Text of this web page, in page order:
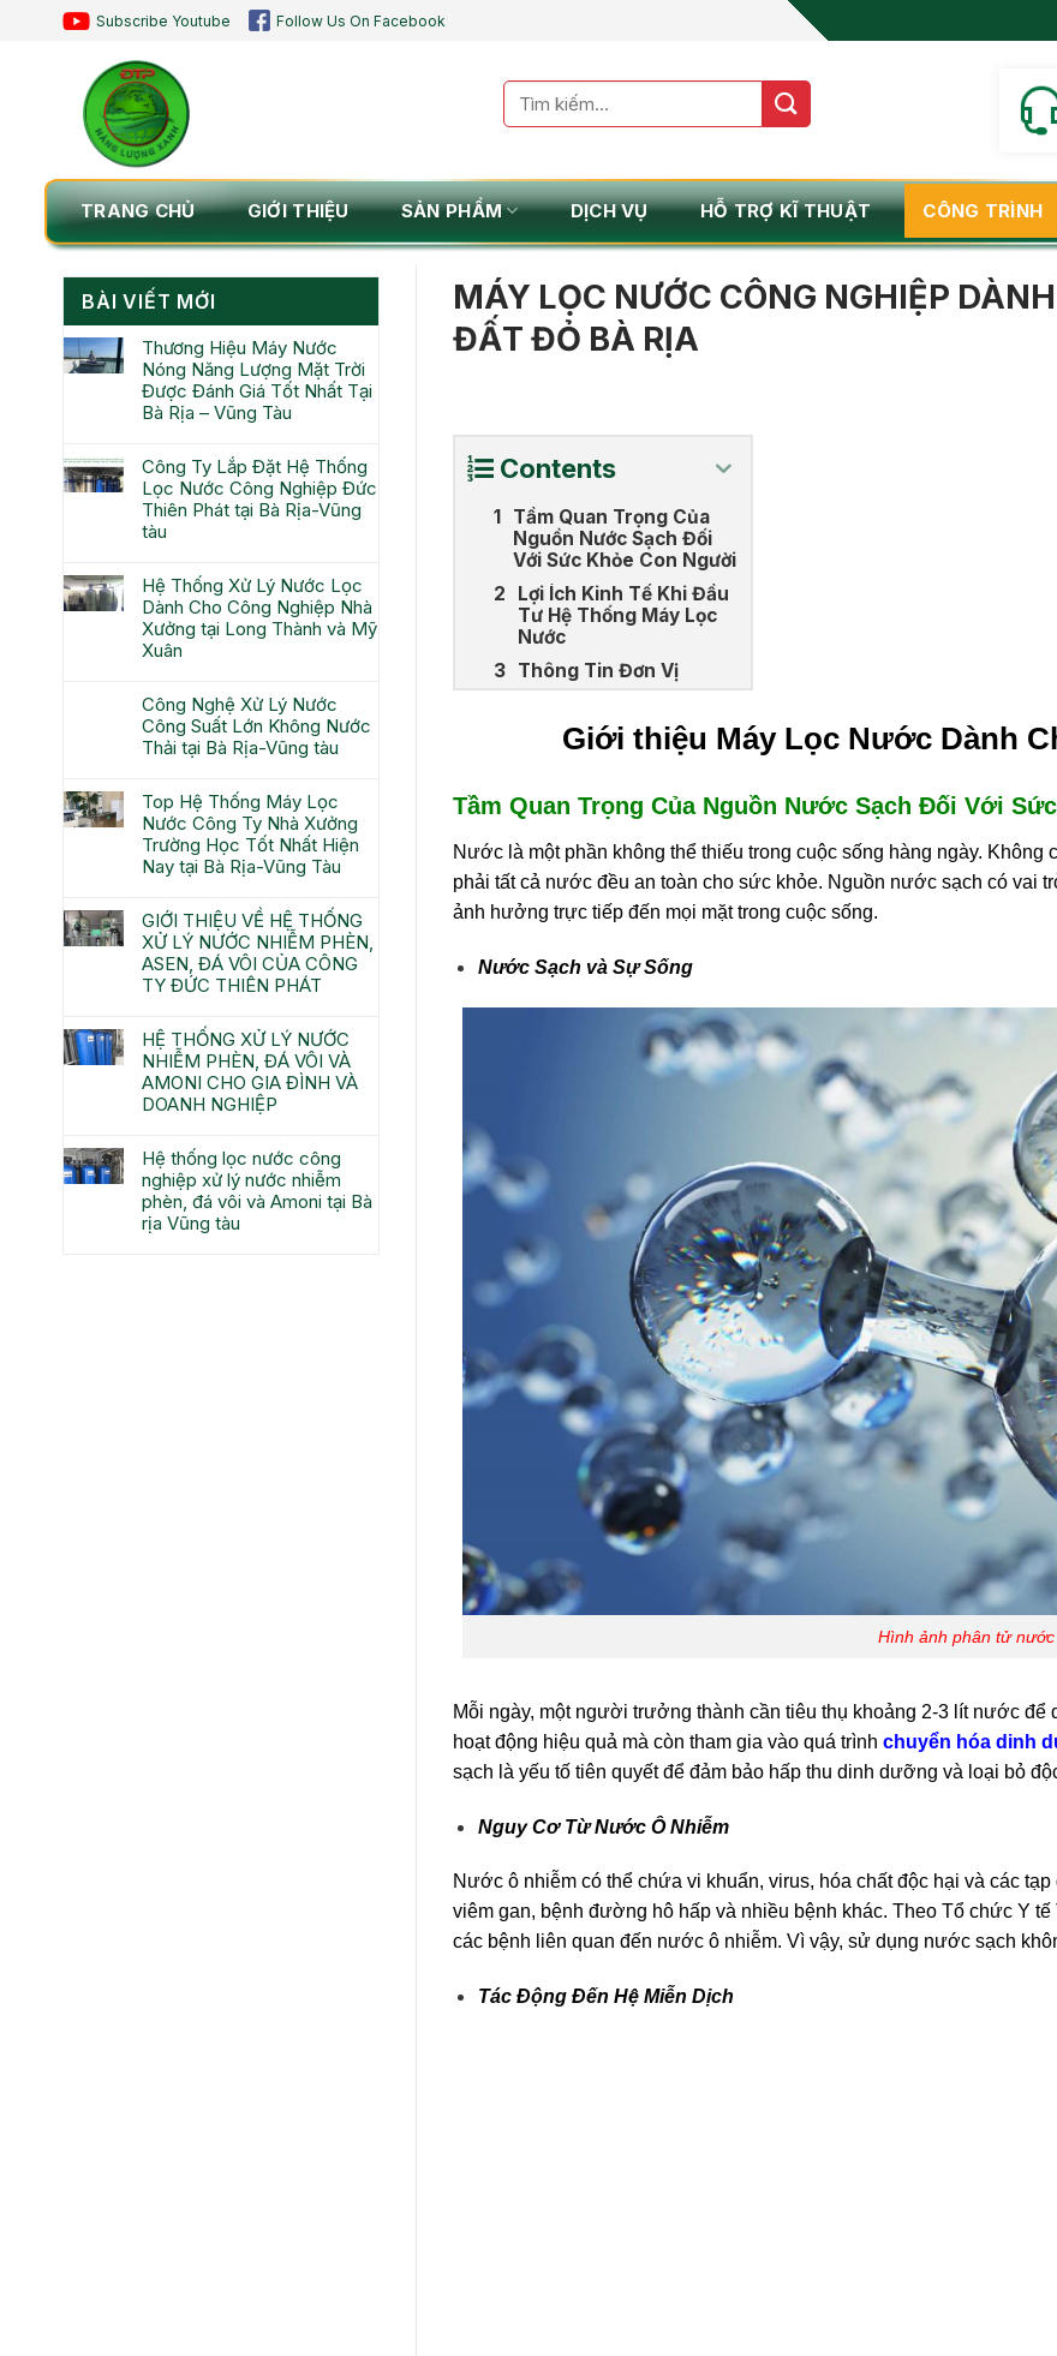
Chuyển
Subscribe Youtube Follow Us On Facebook
Tìm
kiếm:
TRANG CHỦ GIỚI THIỆU SẢN PHẨM DỊCH VỤ HỖ TRỢ KĨ THUẬT CÔNG TRÌNH
BÀI VIẾT MỚI
Thương Hiệu Máy Nước
Nóng Năng Lượng Mặt Trời
Được Đánh Giá Tốt Nhất Tại
Bà Rịa – Vũng Tàu
Công Ty Lắp Đặt Hệ Thống
Lọc Nước Công Nghiệp Đức
Thiên Phát tại Bà Rịa-Vũng
tàu
Hệ Thống Xử Lý Nước Lọc
Dành Cho Công Nghiệp Nhà
Xưởng tại Long Thành và Mỹ
Xuân
Công Nghệ Xử Lý Nước
Công Suất Lớn Không Nước
Thải tại Bà Rịa-Vũng tàu
Top Hệ Thống Máy Lọc
Nước Công Ty Nhà Xưởng
Trường Học Tốt Nhất Hiện
Nay tại Bà Rịa-Vũng Tàu
GIỚI THIỆU VỀ HỆ THỐNG
XỬ LÝ NƯỚC NHIỄM PHÈN,
ASEN, ĐÁ VÔI CỦA CÔNG
TY ĐỨC THIÊN PHÁT
HỆ THỐNG XỬ LÝ NƯỚC
NHIỄM PHÈN, ĐÁ VÔI VÀ
AMONI CHO GIA ĐÌNH VÀ
DOANH NGHIỆP
Hệ thống lọc nước công
nghiệp xử lý nước nhiễm
phèn, đá vôi và Amoni tại Bà
rịa Vũng tàu
MÁY LỌC NƯỚC CÔNG NGHIỆP
ĐẤT ĐỎ BÀ RỊA
Contents
Tầm Quan Trọng Của
Nguồn Nước Sạch Đối
Với Sức Khỏe Con Người
Lợi Ích Kinh Tế Khi Đầu
Tư Hệ Thống Máy Lọc
Nước
Thông Tin Đơn Vị
Giới thiệu Máy Lọc Nước Dành
Tầm Quan Trọng Của Nguồn Nước Sạch Đối Với
Nước là một phần không thể thiếu trong cuộc sống hàng ngày.
phải tất cả nước đều an toàn cho sức khỏe. Nguồn nước sạch có vai
ảnh hưởng trực tiếp đến mọi mặt trong cuộc sống.
Nước Sạch và Sự Sống
Hình ảnh phân tử
Mỗi ngày, một người trưởng thành cần tiêu thụ khoảng 2-3 lít nước
hoạt động hiệu quả mà còn tham gia vào quá trình chuyển hóa dinh
sạch là yếu tố tiên quyết để đảm bảo hấp thu dinh dưỡng và loại bỏ
Nguy Cơ Từ Nước Ô Nhiễm
Nước ô nhiễm có thể chứa vi khuẩn, virus, hóa chất độc hại và các
viêm gan, bệnh đường hô hấp và nhiều bệnh khác. Theo Tổ chức Y
các bệnh liên quan đến nước ô nhiễm. Vì vậy, sử dụng nước sạch
Tác Động Đến Hệ Miễn Dịch